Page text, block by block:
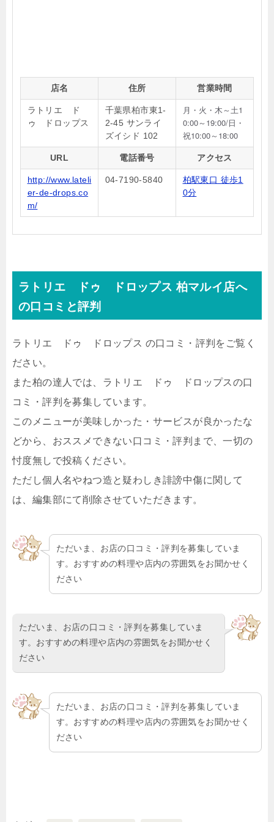
店名 住所 営業時間
ラトリエ ド
ゥ ドロップス
千葉県柏市東1-
2-45 サンライ
ズイシド 102
月・火・木～土1
0:00～19:00/日・
祝10:00～18:00
URL 電話番号 アクセス
http://www.lateli
er-de-drops.co
m/
04-7190-5840
柏駅東口 徒歩1
0分
ラトリエ ドゥ ドロップス 柏マルイ店へ
の口コミと評判
ラトリエ ドゥ ドロップス の口コミ・評判をご覧く
ださい。
また柏の達人では、 ラトリエ ドゥ ドロップス の口
コミ・評判を募集しています。
このメニューが美味しかった・サービスが良かったな
どから、おススメできない口コミ・評判まで、一切の
忖度無しで投稿ください。
ただし個人名やねつ造と疑わしき誹謗中傷に関して
は、編集部にて削除させていただきます。
ただいま、お店の口コミ・評判を募集していま
す。おすすめの料理や店内の雰囲気をお聞かせく
ださい
ただいま、お店の口コミ・評判を募集していま
す。おすすめの料理や店内の雰囲気をお聞かせく
ださい
ただいま、お店の口コミ・評判を募集していま
す。おすすめの料理や店内の雰囲気をお聞かせく
ださい